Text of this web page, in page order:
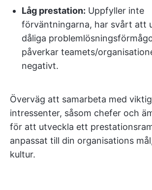
Låg prestation: Uppfyller inte
förväntningarna, har svårt att
dåliga
påverkar teamets/
negativt.
Överväg att samarbeta med
intressenter, såsom chefer och
för att utveckla ett
anpassat till din organisations
kultur.